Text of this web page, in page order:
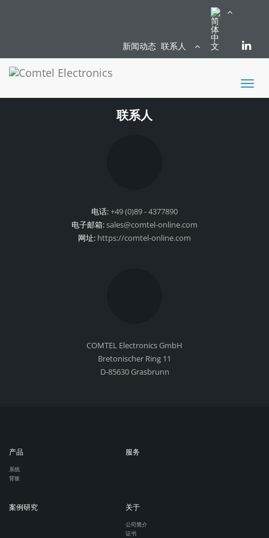
新闻动态 联系人
Toggle
联系人
电话:+49 (0)89 - 4377890
电子邮箱:sales@comtel-online.com
网址: https://comtel-online.com
COMTEL Electronics GmbH
Bretonischer Ring 11
D-85630 Grasbrunn
产品
系统
背板
服务
案例研究 关于
公司简介
证书